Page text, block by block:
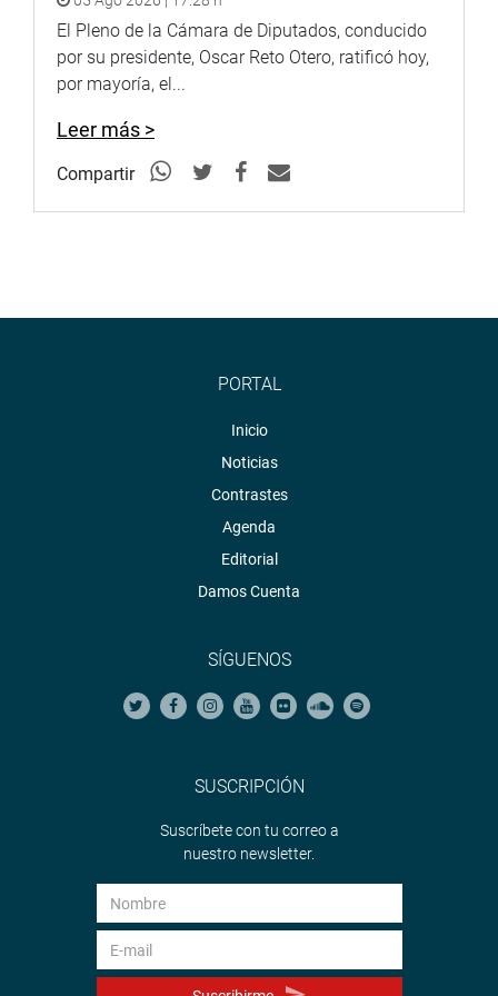
El Pleno de la Cámara de Diputados, conducido
por su presidente, Oscar Reto Otero, ratificó hoy,
por mayoría, el...
Leer más >
Compartir
PORTAL
Inicio
Noticias
Contrastes
Agenda
Editorial
Damos Cuenta
SÍGUENOS
SUSCRIPCIÓN
Suscríbete con tu correo a
nuestro newsletter.